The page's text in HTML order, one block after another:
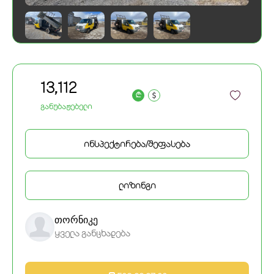
13,112
განუბაჟებელი
a
ინსპექტირება/შეფასება
ლიზინგი
თორნიკე
ყველა განცხადება